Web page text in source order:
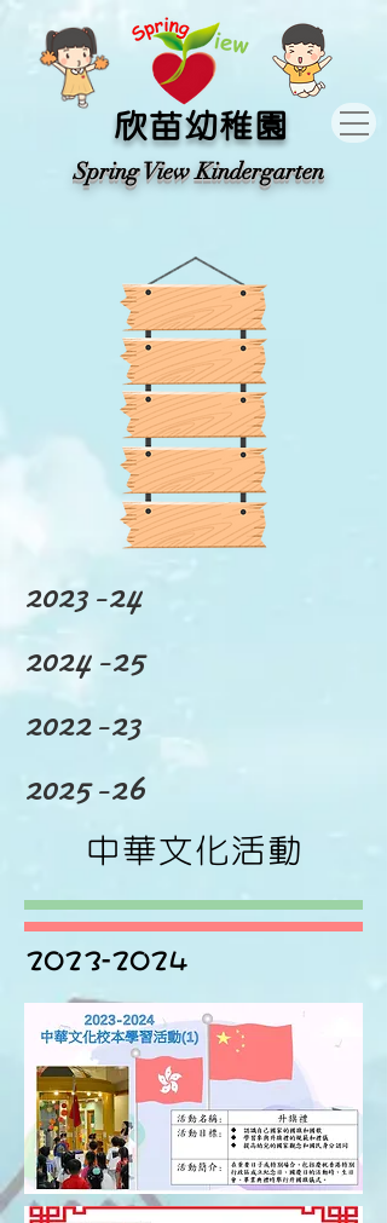
​Spring View Kindergarten​
​欣苗幼稚園
2023-24
2024-25
2022-23
2025-26
中華文化活動
2023-2024